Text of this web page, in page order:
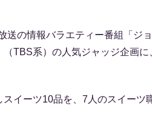
送の情報バラエティー番組「ジ
（TBS系）の人気ジャッジ企画に
スイーツ10品を、7人のスイーツ